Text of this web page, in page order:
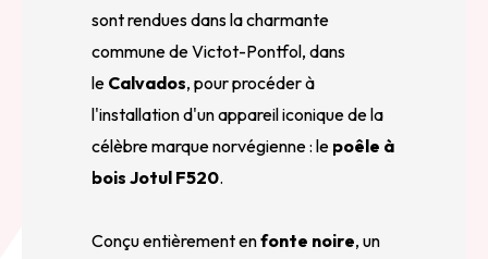
sont rendues dans la charmante
commune de Victot-Pontfol, dans
le Calvados, pour procéder à
l'installation d'un appareil iconique de la
célèbre marque norvégienne : le poêle à
bois Jotul F520.
Conçu entièrement enfonte noire, un